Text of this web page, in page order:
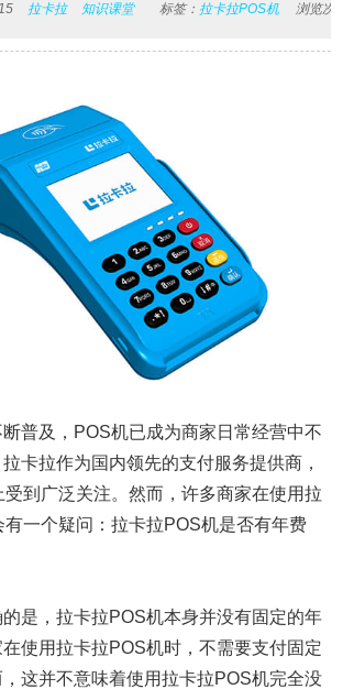
拉卡拉 知识课堂 标签： 拉卡拉POS机
浏览次
普及，POS机已成为商家日常经营中不
卡拉作为国内领先的支付服务提供商，
到广泛关注。然而，许多商家在使用拉
一个疑问：拉卡拉POS机是否有年费
是，拉卡拉POS机本身并没有固定的年
使用拉卡拉POS机时，不需要支付固定
这并不意味着使用拉卡拉POS机完全没